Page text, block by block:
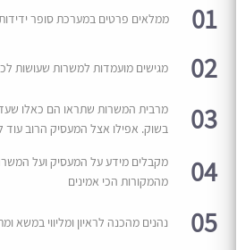
01 ממלאים פרטים במערכת סופר
02 מגישים מועמדות למשרות שעושות
03
מרבית המשרות שתראו הם כאלו
בשוק. אפילו אצל המעסיק הרוב עוד
04
מקבלים מידע על המעסיק ועל
מהמקורות הכי אמינים
05 נהנים מהכנה לראיון ומליווי במשא